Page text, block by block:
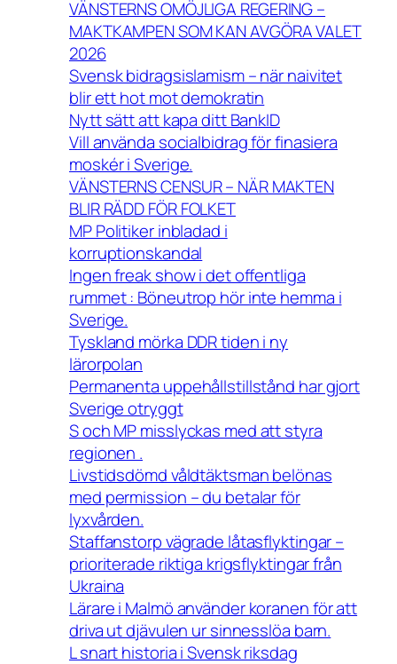
VÄNSTERNS OMÖJLIGA REGERING –
MAKTKAMPEN SOM KAN AVGÖRA VALET
2026
Svensk bidragsislamism – när naivitet
blir ett hot mot demokratin
Nytt sätt att kapa ditt BankID
Vill använda socialbidrag för finasiera
moskér i Sverige.
VÄNSTERNS CENSUR – NÄR MAKTEN
BLIR RÄDD FÖR FOLKET
MP Politiker inbladad i
korruptionskandal
Ingen freak show i det offentliga
rummet : Böneutrop hör inte hemma i
Sverige.
Tyskland mörka DDR tiden i ny
lärorpolan
Permanenta uppehållstillstånd har gjort
Sverige otryggt
S och MP misslyckas med att styra
regionen .
Livstidsdömd våldtäktsman belönas
med permission – du betalar för
lyxvården.
Staffanstorp vägrade låtasflyktingar –
prioriterade riktiga krigsflyktingar från
Ukraina
Lärare i Malmö använder koranen för att
driva ut djävulen ur sinnesslöa barn.
L snart historia i Svensk riksdag